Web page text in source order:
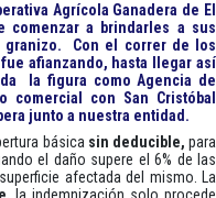
Agrícola Ganadera de El
comenzar a brindarles a sus
granizo. Con el correr de los
afianzando, hasta llegar así
la figura como Agencia de
con San Cristóbal
junto a nuestra entidad.
básica sin deducible,para
el daño supere el 6% de las
afectada del mismo. La